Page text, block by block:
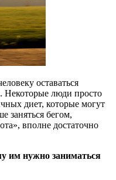
оставаться
Некоторые люди просто
диет, которые могут
заняться бегом,
вполне достаточно
им нужно заниматься